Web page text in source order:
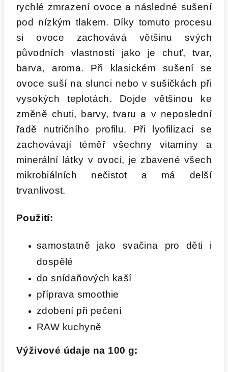
rychlé zmrazení ovoce a následné sušení
pod nízkým tlakem. Díky tomuto procesu
si ovoce zachovává většinu svých
původních vlastností jako je chuť, tvar,
barva, aroma. Při klasickém sušení se
ovoce suší na slunci nebo v sušičkách při
vysokých teplotách. Dojde většinou ke
změně chuti, barvy, tvaru a v neposlední
řadě nutričního profilu. Při lyofilizaci se
zachovávají téměř všechny vitamíny a
minerální látky v ovoci, je zbavené všech
mikrobiálních nečistot a má delší
trvanlivost.
Použití:
samostatně jako svačina pro děti i
dospělé
do snídaňových kaší
příprava smoothie
zdobení při pečení
RAW kuchyně
Výživové údaje na 100 g: